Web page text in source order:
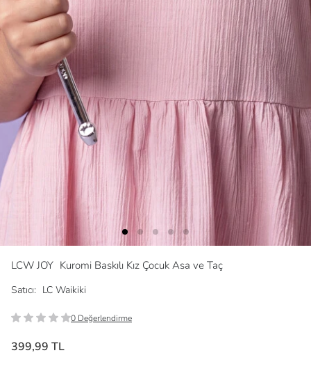
LCW JOY Kuromi Baskılı Kız Çocuk Asa ve Taç
Satıcı: LC Waikiki
0 Değerlendirme
399,99 TL